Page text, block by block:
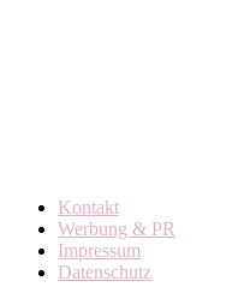
Kontakt
Werbung & PR
Impressum
Datenschutz